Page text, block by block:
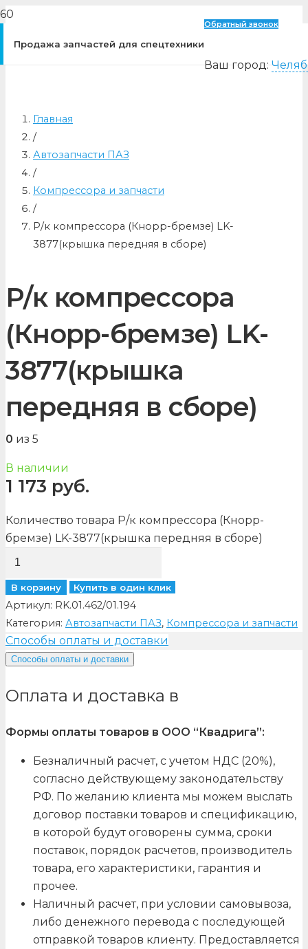
Продажа запчастей для спецтехники
Обратный звонок
Ваш город:
Главная
/
Автозапчасти ПАЗ
/
Компрессора и запчасти
/
Р/к компрессора (Кнорр-бремзе) LK-
3877(крышка передняя в сборе)
Р/к компрессора
(Кнорр-бремзе) LK-
3877(крышка
передняя в сборе)
0 из 5
В наличии
1 173 руб.
Количество товара Р/к компрессора (Кнорр-
бремзе) LK-3877(крышка передняя в сборе)
В корзину Купить в один клик
Артикул: RK.01.462/01.194
Категория: Автозапчасти ПАЗ, Компрессора и запчасти
Способы оплаты и доставки
Способы оплаты и доставки
Оплата и доставка в
Формы оплаты товаров в ООО “Квадрига”:
Безналичный расчет, с учетом НДС (20%),
согласно действующему законодательству
РФ. По желанию клиента мы можем выслать
договор поставки товаров и спецификацию,
в которой будут оговорены сумма, сроки
поставок, порядок расчетов, производитель
товара, его характеристики, гарантия и
прочее.
Наличный расчет, при условии самовывоза,
либо денежного перевода с последующей
отправкой товаров клиенту. Предоставляется